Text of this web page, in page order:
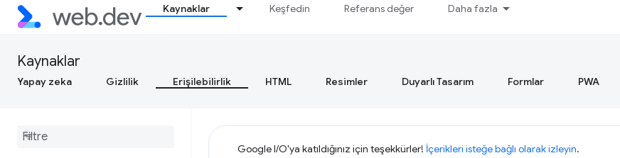
Kaynaklar Keşfedin Referans değer Daha fazla
Kaynaklar
Yapay zeka Gizlilik Erişilebilirlik HTML Resimler Duyarlı Tasarım Formlar PWA
Google I/O'ya katıldığınız için teşekkürler! İçerikleri isteğe bağlı olarak izleyin.